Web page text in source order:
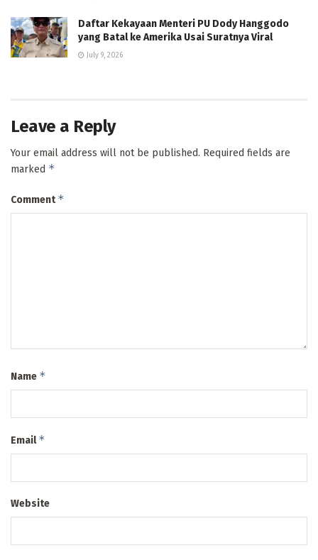
Daftar Kekayaan Menteri PU Dody Hanggodo
yang Batal ke Amerika Usai Suratnya Viral
July 9, 2026
Leave a Reply
Your email address will not be published. Required fields are
marked *
Comment*
Name *
Email*
Website